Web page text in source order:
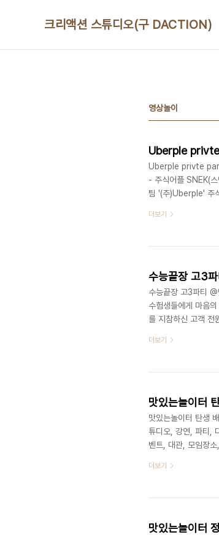
크리액션 스튜디오(구 DACTION)
영상놀이
Uberple privte
Uberple privte
- 주식어플 SNEK(
팀 '(주)Uberple' 주
더보기
수능끝장 고3
수능끝장 고3파티
수험생들에게 마음
를 지참하신 고객 전
개최 실습 대상 : 고
터 스튜디오/강연/
더보기
맛있는놀이터
맛있는놀이터 탄생
튜디오, 강연, 파티,
벤트, 대관, 모임장
(문의) 070 8748
더보기
맛있는놀이터